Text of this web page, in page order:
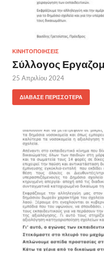
ΚΙΝΗΤΟΠΟΙΗΣΕΙΣ
Σύλλογος
25 Απριλίου 2024
ΔΙΆΒΑΣΕ ΠΕΡΙΣΣΌΤΕΡΑ